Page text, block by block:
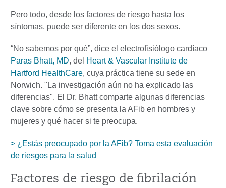
Pero todo, desde los factores de riesgo hasta los
síntomas, puede ser diferente en los dos sexos.
“No sabemos por qué”, dice el electrofisiólogo cardíaco
Paras Bhatt, MD, del Heart & Vascular Institute de
Hartford HealthCare, cuya práctica tiene su sede en
Norwich. "La investigación aún no ha explicado las
diferencias". El Dr. Bhatt comparte algunas diferencias
clave sobre cómo se presenta la AFib en hombres y
mujeres y qué hacer si te preocupa.
> ¿Estás preocupado por la AFib? Toma esta evaluación
de riesgos para la salud
Factores de riesgo de fibrilación